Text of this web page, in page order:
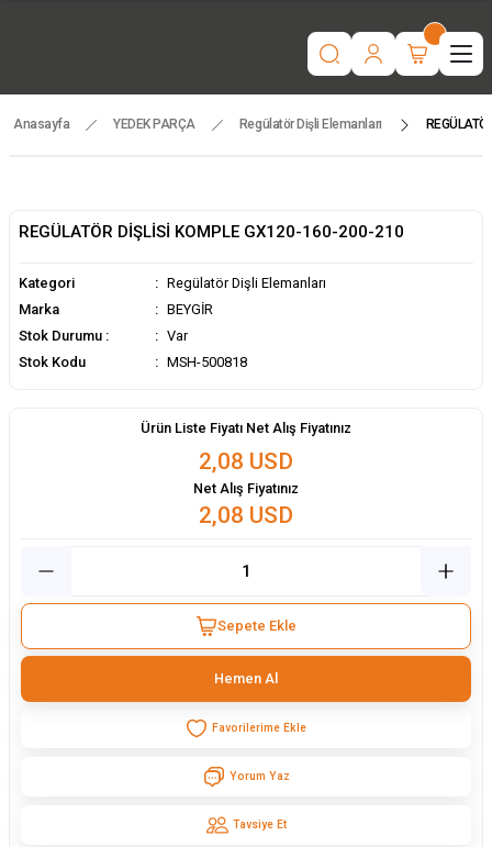
geneli hızlı teslimat.”
İşcinin nefesi , Makinanın Kuvveti ! MSH MAKİNA
Beygir 3+1 Çapa Makinası ile artık yorulmak yok !
Tüm yedek parçalarda ithalat fiyatları, fırsatlardan yararlanmak için
temsilcinizle iletişime geçin!
Anasayfa YEDEK PARÇA Regülatör Dişli Elemanları
REGÜLATÖR DİŞLİSİ KOMPLE GX120-160-200-210
Kategori
Regülatör Dişli Elemanları
Marka
BEYGİR
Stok Durumu :
Var
Stok Kodu
MSH-500818
Ürün Liste Fiyatı Net Alış Fiyatınız
2,08 USD
Net Alış Fiyatınız
2,08 USD
Sepete Ekle
Hemen Al
Yorum Yaz
Tavsiye Et